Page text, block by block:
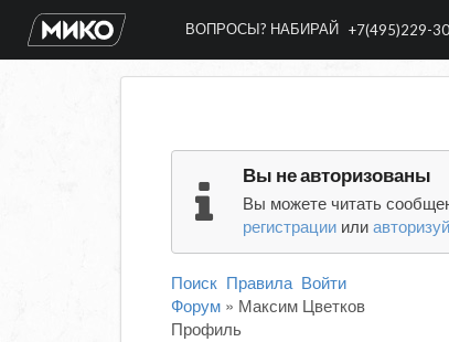
ВОПРОСЫ? НАБИРАЙ+7(495)229-
Вы не авторизованы
Вы можете читать
регистрации или
Поиск Правила Войти
Форум » Максим Цветков
Профиль